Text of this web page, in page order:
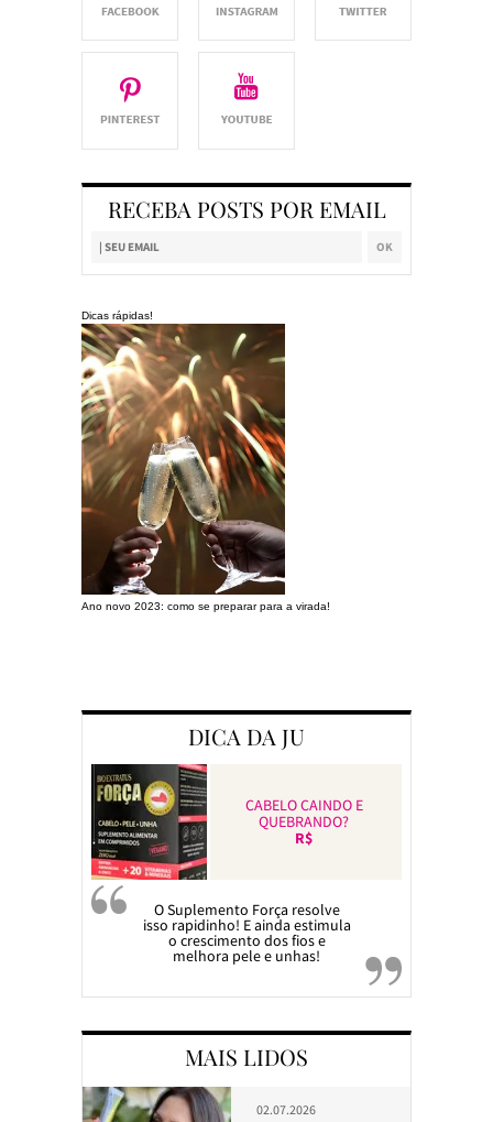
RECEBA POSTS POR EMAIL
Dicas rápidas!
Ano novo 2023: como se preparar para a virada!
DICA DA JU
CABELO CAINDO E
QUEBRANDO?
R$
O Suplemento Força resolve
isso rapidinho! E ainda estimula
o crescimento dos fios e
melhora pele e unhas!
MAIS LIDOS
02.07.2026